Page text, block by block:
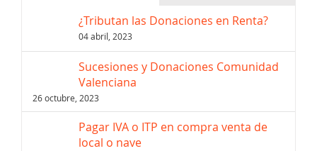
¿Tributan las Donaciones en Renta?
04 abril, 2023
Sucesiones y Donaciones Comunidad
Valenciana
26 octubre, 2023
Pagar IVA o ITP en compra venta de
local o nave